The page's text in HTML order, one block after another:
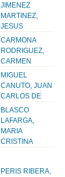
JIMENEZ
MARTINEZ,
JESUS
CARMONA
RODRIGUEZ,
CARMEN
MIGUEL
CANUTO, JUAN
CARLOS DE
BLASCO
LAFARGA,
MARIA
CRISTINA
PERIS RIBERA,